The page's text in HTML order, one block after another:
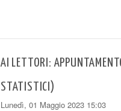
AI LETTORI:
STATISTICI)
Lunedì, 01 Maggio 2023 15:03